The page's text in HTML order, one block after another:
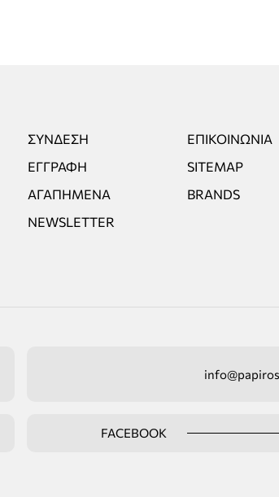
ΣΎΝΔΕΣΗ
ΕΓΓΡΑΦΉ
ΑΓΑΠΗΜΈΝΑ
NEWSLETTER
ΕΠΙΚΟΙΝΩΝΊΑ
SITEMAP
BRANDS
FACEBOOK